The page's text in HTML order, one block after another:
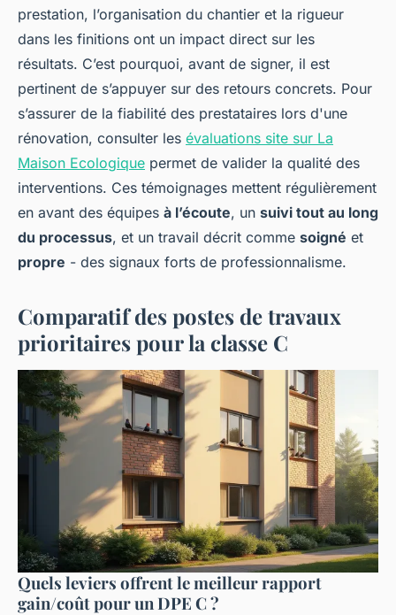
prestation, l’organisation du chantier et la rigueur
dans les finitions ont un impact direct sur les
résultats. C’est pourquoi, avant de signer, il est
pertinent de s’appuyer sur des retours concrets. Pour
s’assurer de la fiabilité des prestataires lors d'une
rénovation, consulter les évaluations site sur La
Maison Ecologique permet de valider la qualité des
interventions. Ces témoignages mettent régulièrement
en avant des équipes à l’écoute, un suivi tout au long
du processus, et un travail décrit comme soigné et
propre - des signaux forts de professionnalisme.
Comparatif des postes de travaux
prioritaires pour la classe C
Quels leviers offrent le meilleur rapport
gain/coût pour un DPE C ?